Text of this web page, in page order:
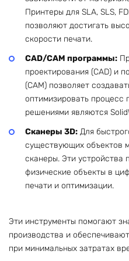
Принтеры для SLA, SLS,
позволяют достигать
скорости печати.
CAD/CAM программы:
проектирования (CAD) и
(CAM) позволяет
оптимизировать процесс
решениями являются
Сканеры 3D: Для
существующих объектов
сканеры. Эти устройства
физические объекты в
печати и оптимизации.
Эти инструменты помогают
производства и
при минимальных затратах